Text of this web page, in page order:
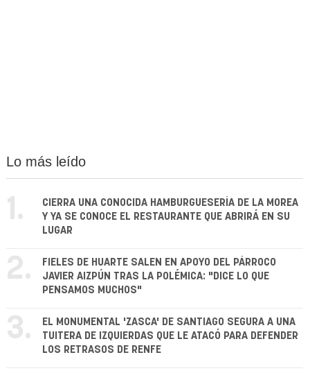
Lo más leído
1.
CIERRA UNA CONOCIDA HAMBURGUESERÍA DE LA MOREA
Y YA SE CONOCE EL RESTAURANTE QUE ABRIRÁ EN SU
LUGAR
2.
FIELES DE HUARTE SALEN EN APOYO DEL PÁRROCO
JAVIER AIZPÚN TRAS LA POLÉMICA: "DICE LO QUE
PENSAMOS MUCHOS"
3.
EL MONUMENTAL 'ZASCA' DE SANTIAGO SEGURA A UNA
TUITERA DE IZQUIERDAS QUE LE ATACÓ PARA DEFENDER
LOS RETRASOS DE RENFE